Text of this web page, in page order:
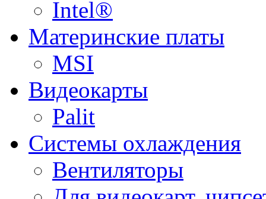
Intel®
Материнские платы
MSI
Видеокарты
Palit
Системы охлаждения
Вентиляторы